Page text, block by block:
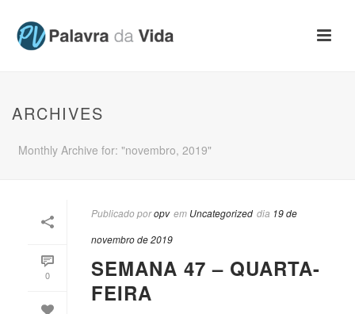
ARCHIVES
Monthly Archive for: "novembro, 2019"
0
Publicado poropv em Uncategorized dia 19 de
novembro de 2019
SEMANA 47 – QUARTA-
FEIRA